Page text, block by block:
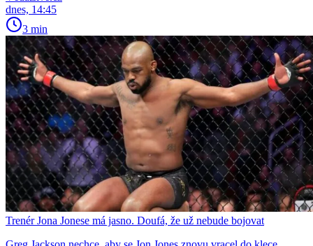
dnes, 14:45
3 min
Trenér Jona Jonese má jasno. Doufá, že už nebude bojovat